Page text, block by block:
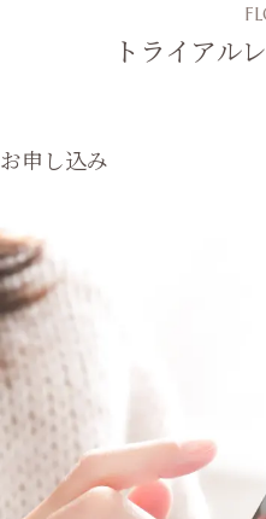
トライアル
お申し込み